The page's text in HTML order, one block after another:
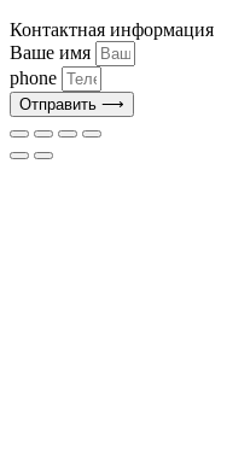
Контактная информация
Ваше имя
phone
Отправить ⟶